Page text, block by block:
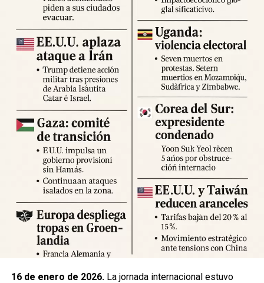
Expertos advierten sobre la posibilidad de réplicas
significativas y llaman a mantener la calma y preparar
suministros básicos. Las autoridades locales han
habilitado centros de atención para damnificados y piden a
la ciudadanía priorizar la seguridad y la cooperación con
los equipos de respuesta.
Fuente: 5to Poder Agencia de Noticias
16 de enero de 2026.La jornada internacional estuvo